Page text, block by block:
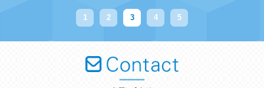
1 2 3 4 5